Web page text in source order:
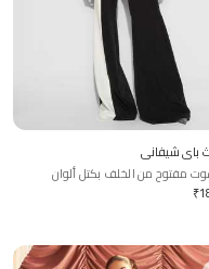
باي شيفاني
مفتوح من الخلف بكتل ألوان
₹